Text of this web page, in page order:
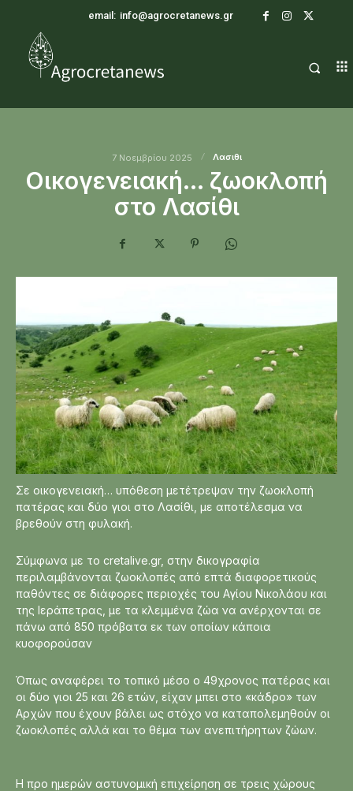
email: info@agrocretanews.gr
7 Νοεμβρίου 2025 Λασιθι
Οικογενειακή… ζωοκλοπή
στο Λασίθι
Σε οικογενειακή… υπόθεση μετέτρεψαν την ζωοκλοπή
πατέρας και δύο γιοι στο Λασίθι, με αποτέλεσμα να
βρεθούν στη φυλακή.
Σύμφωνα με το cretalive.gr, στην δικογραφία
περιλαμβάνονται ζωοκλοπές από επτά διαφορετικούς
παθόντες σε διάφορες περιοχές του Αγίου Νικολάου και
της Ιεράπετρας, με τα κλεμμένα ζώα να ανέρχονται σε
πάνω από 850 πρόβατα εκ των οποίων κάποια
κυοφορούσαν
Όπως αναφέρει το τοπικό μέσο ο 49χρονος πατέρας και
οι δύο γιοι 25 και 26 ετών, είχαν μπει στο «κάδρο» των
Αρχών που έχουν βάλει ως στόχο να καταπολεμηθούν οι
ζωοκλοπές αλλά και το θέμα των ανεπιτήρητων ζώων.
Η προ ημερών αστυνομική επιχείρηση σε τρεις χώρους